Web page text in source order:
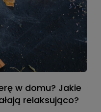
w domu? Jakie
relaksująco?